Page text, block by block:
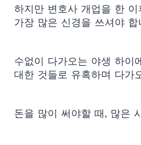
하지만 변호사 개업을 한 이
가장 많은 신경을 쓰셔야 합
수없이 다가오는 야생 하이
대한 것들로 유혹하며 다가
돈을 많이 써야할 때, 많은